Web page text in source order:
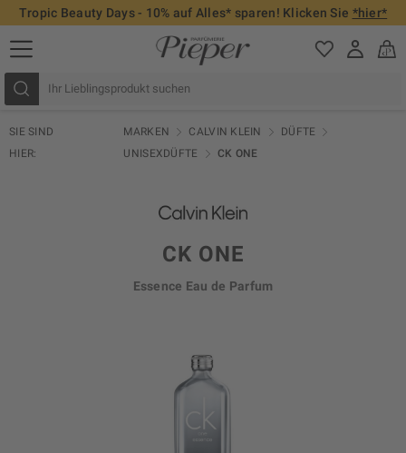
Tropic Beauty Days - 10% auf Alles* sparen! Klicken Sie *hier*
SIE SIND
HIER:
MARKEN CALVIN KLEIN
DÜFTE
UNISEXDÜFTE
CK ONE
CK ONE
Essence Eau de Parfum